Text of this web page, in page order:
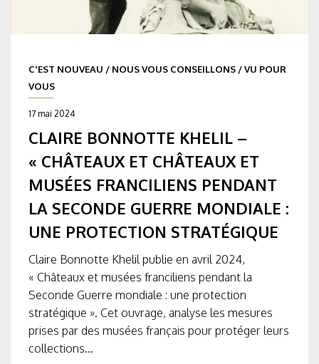
C'EST NOUVEAU / NOUS VOUS CONSEILLONS /VU POUR
VOUS
17 mai 2024
CLAIRE BONNOTTE KHELIL –
« CHÂTEAUX ET CHÂTEAUX ET
MUSÉES FRANCILIENS PENDANT
LA SECONDE GUERRE MONDIALE :
UNE PROTECTION STRATÉGIQUE
Claire Bonnotte Khelil publie en avril 2024,
« Châteaux et musées franciliens pendant la
Seconde Guerre mondiale : une protection
stratégique ». Cet ouvrage, analyse les mesures
prises par des musées français pour protéger leurs
collections...